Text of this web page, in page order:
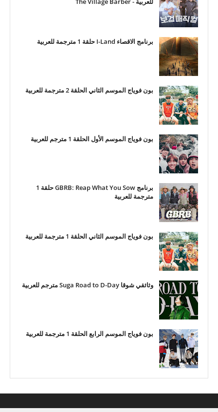
برنامج الاقصاء I-Land حلقة 1 مترجمة للعربية
بون فوياج الموسم الثاني الحلقة 2 مترجمة للعربية
بون فوياج الموسم الأول الحلقة 1 مترجم للعربية
برنامج GBRB: Reap What You Sow حلقة 1
مترجمة للعربية
بون فوياج الموسم الثاني الحلقة 1 مترجمة للعربية
وثائقي شوقا Suga Road to D-Day مترجم للعربية
بون فوياج الموسم الرابع الحلقة 1 مترجمة للعربية